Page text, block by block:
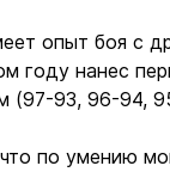
опыт боя с
году нанес
(97-93, 96-94,
по умению